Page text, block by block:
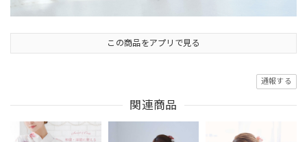
この商品をアプリで見る
通報する
関連商品